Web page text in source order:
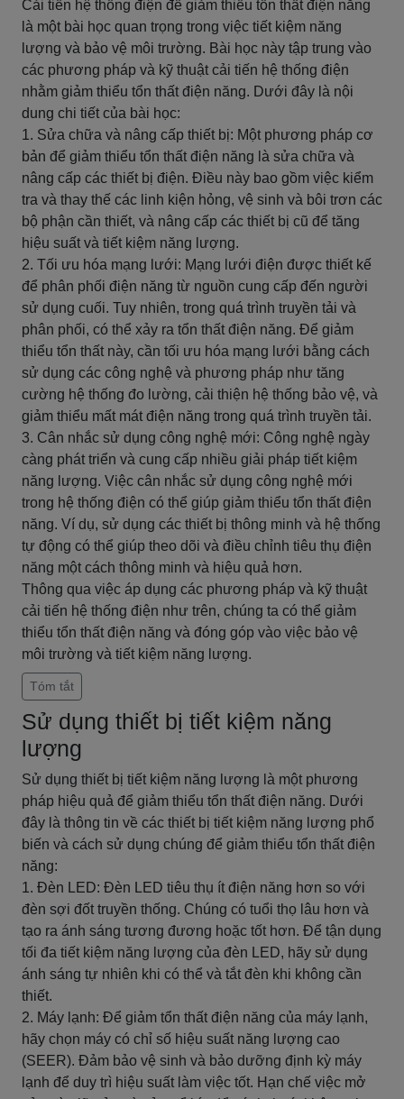
Cải tiến hệ thống điện để giảm thiểu tổn thất điện năng
là một bài học quan trọng trong việc tiết kiệm năng
lượng và bảo vệ môi trường. Bài học này tập trung vào
các phương pháp và kỹ thuật cải tiến hệ thống điện
nhằm giảm thiểu tổn thất điện năng. Dưới đây là nội
dung chi tiết của bài học:
1. Sửa chữa và nâng cấp thiết bị: Một phương pháp cơ
bản để giảm thiểu tổn thất điện năng là sửa chữa và
nâng cấp các thiết bị điện. Điều này bao gồm việc kiểm
tra và thay thế các linh kiện hỏng, vệ sinh và bôi trơn các
bộ phận cần thiết, và nâng cấp các thiết bị cũ để tăng
hiệu suất và tiết kiệm năng lượng.
2. Tối ưu hóa mạng lưới: Mạng lưới điện được thiết kế
để phân phối điện năng từ nguồn cung cấp đến người
sử dụng cuối. Tuy nhiên, trong quá trình truyền tải và
phân phối, có thể xảy ra tổn thất điện năng. Để giảm
thiểu tổn thất này, cần tối ưu hóa mạng lưới bằng cách
sử dụng các công nghệ và phương pháp như tăng
cường hệ thống đo lường, cải thiện hệ thống bảo vệ, và
giảm thiểu mất mát điện năng trong quá trình truyền tải.
3. Cân nhắc sử dụng công nghệ mới: Công nghệ ngày
càng phát triển và cung cấp nhiều giải pháp tiết kiệm
năng lượng. Việc cân nhắc sử dụng công nghệ mới
trong hệ thống điện có thể giúp giảm thiểu tổn thất điện
năng. Ví dụ, sử dụng các thiết bị thông minh và hệ thống
tự động có thể giúp theo dõi và điều chỉnh tiêu thụ điện
năng một cách thông minh và hiệu quả hơn.
Thông qua việc áp dụng các phương pháp và kỹ thuật
cải tiến hệ thống điện như trên, chúng ta có thể giảm
thiểu tổn thất điện năng và đóng góp vào việc bảo vệ
môi trường và tiết kiệm năng lượng.
Tóm tắt
Sử dụng thiết bị tiết kiệm năng
lượng
Sử dụng thiết bị tiết kiệm năng lượng là một phương
pháp hiệu quả để giảm thiểu tổn thất điện năng. Dưới
đây là thông tin về các thiết bị tiết kiệm năng lượng phổ
biến và cách sử dụng chúng để giảm thiểu tổn thất điện
năng:
1. Đèn LED: Đèn LED tiêu thụ ít điện năng hơn so với
đèn sợi đốt truyền thống. Chúng có tuổi thọ lâu hơn và
tạo ra ánh sáng tương đương hoặc tốt hơn. Để tận dụng
tối đa tiết kiệm năng lượng của đèn LED, hãy sử dụng
ánh sáng tự nhiên khi có thể và tắt đèn khi không cần
thiết.
2. Máy lạnh: Để giảm tổn thất điện năng của máy lạnh,
hãy chọn máy có chỉ số hiệu suất năng lượng cao
(SEER). Đảm bảo vệ sinh và bảo dưỡng định kỳ máy
lạnh để duy trì hiệu suất làm việc tốt. Hạn chế việc mở